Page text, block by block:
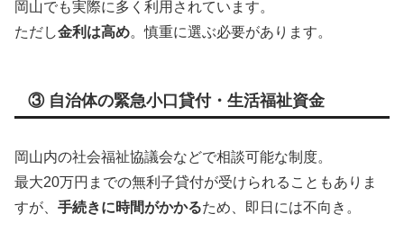
岡山でも実際に多く利用されています。
ただし金利は高め。慎重に選ぶ必要があります。
③ 自治体の緊急小口貸付・生活福祉資金
岡山内の社会福祉協議会などで相談可能な制度。
最大20万円までの無利子貸付が受けられることもありま
すが、 手続きに時間がかかるため、即日には不向き。